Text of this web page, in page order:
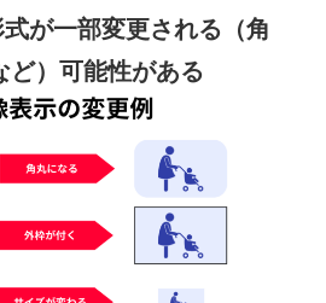
が一部変更される（角
ど）可能性がある